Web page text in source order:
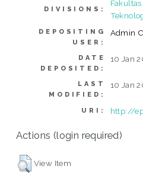
DIVISIONS:
DEPOSITING
USER:
Admin
DATE
DEPOSITED:
10 Jan
LAST
MODIFIED:
10 Jan
URI: http://
Actions (login required)
View Item